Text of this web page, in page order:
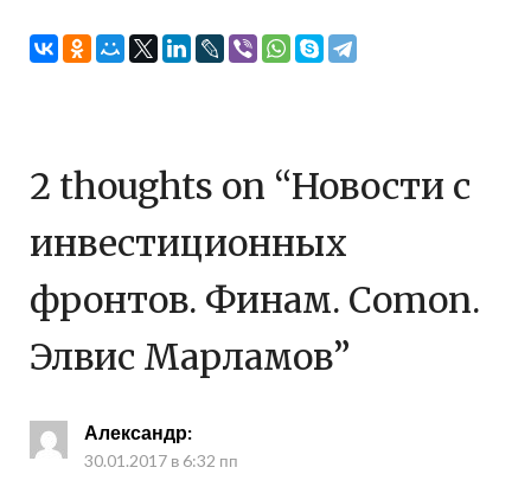
2 thoughts on “Новости с
инвестиционных
фронтов. Финам. Comon.
Элвис Марламов”
Александр:
30.01.2017 в 6:32 пп